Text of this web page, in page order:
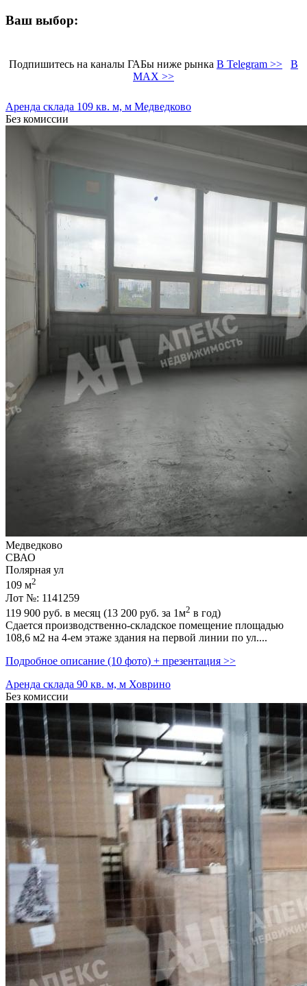
Ваш выбор:
Подпишитесь на каналы ГАБы ниже рынка В Telegram >>
В
MAX >>
Аренда склада 109 кв. м, м Медведково
Без комиссии
Медведково
СВАО
Полярная ул
109 м2
Лот №: 1141259
119 900 руб. в месяц (13 200 руб. за 1м2 в год)
Сдается производственно-складское помещение площадью
108,­6 м2 на 4-ем этаже здания на первой линии по ул....
Подробное описание (10 фото) + презентация >>
Аренда склада 90 кв. м, м Ховрино
Без комиссии